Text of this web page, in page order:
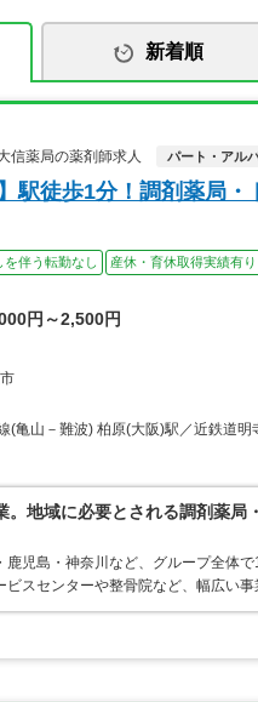
新着順
信薬局の薬剤師求人
パート・アル
駅徒歩1分！調剤薬局
を伴う転勤なし 産休・育休取得実績有り
円～2,500円
(亀山－難波) 柏原(大阪)駅／近鉄道明
。地域に必要とされる調剤薬
鹿児島・神奈川など、グループ全体
ビスセンターや整骨院など、幅広い